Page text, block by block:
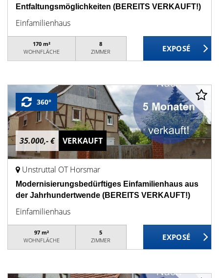
Entfaltungsmöglichkeiten (BEREITS VERKAUFT!)
Einfamilienhaus
170 m²
WOHNFLÄCHE
8
ZIMMER
35.000,- € VERKAUFT
360°
Unstruttal OT Horsmar
Modernisierungsbedürftiges Einfamilienhaus aus
der Jahrhundertwende (BEREITS VERKAUFT!)
Einfamilienhaus
97 m²
WOHNFLÄCHE
5
ZIMMER